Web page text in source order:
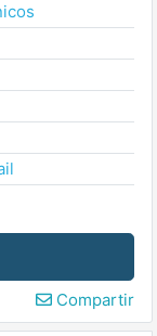
Compartir